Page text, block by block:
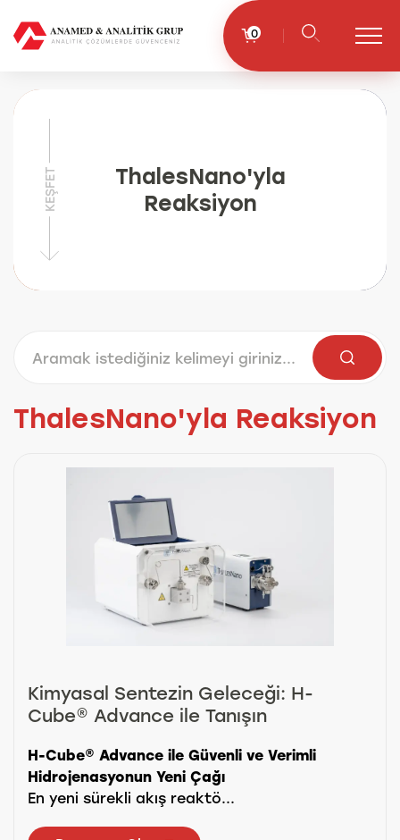
0
ThalesNano'yla
Reaksiyon
KEŞFET
ThalesNano'yla Reaksiyon
Kimyasal Sentezin Geleceği: H-
Cube® Advance ile Tanışın
H-Cube® Advance ile Güvenli ve Verimli
Hidrojenasyonun Yeni Çağı
En yeni sürekli akış reaktö...